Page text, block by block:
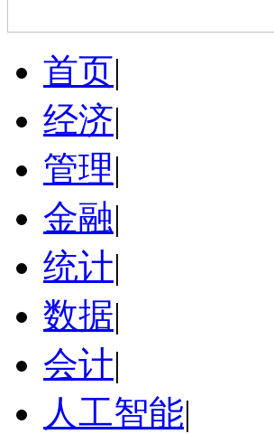
首页|
经济|
管理|
金融|
统计|
数据|
会计|
人工智能|